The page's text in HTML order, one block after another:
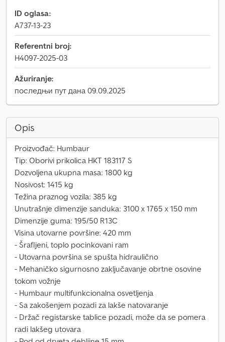
ID oglasa:
A737-13-23
Referentni broj:
H4097-2025-03
Ažuriranje:
последњи пут дана 09.09.2025
Opis
Proizvođač: Humbaur
Tip: Oborivi prikolica HKT 183117 S
Dozvoljena ukupna masa: 1800 kg
Nosivost: 1415 kg
Težina praznog vozila: 385 kg
Unutrašnje dimenzije sanduka: 3100 x 1765 x 150 mm
Dimenzije guma: 195/50 R13C
Visina utovarne površine: 420 mm
- Šrafljeni, toplo pocinkovani ram
- Utovarna površina se spušta hidraulično
- Mehaničko sigurnosno zaključavanje obrtne osovine
tokom vožnje
- Humbaur multifunkcionalna osvetljenja
- Sa zakošenjem pozadi za lakše natovaranje
- Držač registarske tablice pozadi, može da se pomera
radi lakšeg utovara